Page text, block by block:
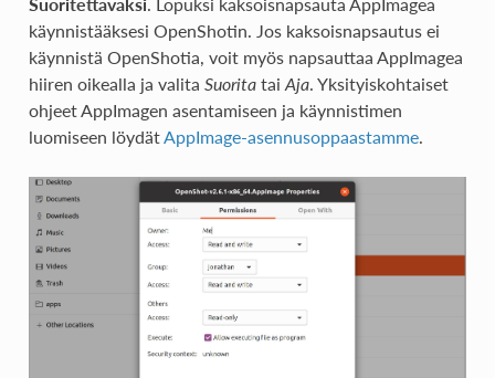
käynnistääksesi OpenShotin. Jos kaksoisnapsautus ei
käynnistä OpenShotia, voit myös napsauttaa AppImagea
hiiren oikealla ja valita Suoritatai Aja. Yksityiskohtaiset
ohjeet AppImagen asentamiseen ja käynnistimen
luomiseen löydät AppImage-asennusoppaastamme.